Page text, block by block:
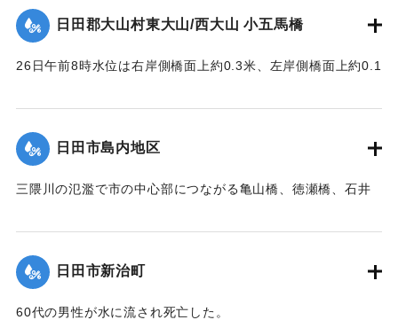
とで、約6ha（東京ドーム約1.28個分）の田畑が埋没、また
家屋など複数戸が流出、集落の全世帯が床上浸水する被害が
発生した。
【石碑の碑文】
洪水記念碑
前日ヨリノ雨朝来ヨリ豪雨
棟其他四棟流出埋没部落全
戸床上浸水セリ
依テ碑ヲ建テ記念トス
で破壊流失せしめた。橋脚は2基共約15米下流に頂部を川下に
向け、半分砂に埋れており、床版は所々主鉄筋を露出する程
尚右岸橋台は河の中に約14米程度突出して築造されており、
【出典：昭和28年西日本水害調査報告書（土木学会西部支部,
日田郡大山村東大山/西大山 小五馬橋
26日午前8時水位は右岸側橋面上約0.3米、左岸側橋面上約0.1
岸より第4と第5橋脚間の高欄及び橋体が川下に向かってへの
字形をなして決潰、次いで右岸残存部、最後に左岸残存部と
順次に橋体は全部流失した。その後約30分～1時間を経て渦流
後に第3橋脚が流失した。
【出典：昭和28年西日本水害調査報告書（土木学会西部支部,
｜固有コード:
日田市島内地区
三隈川の氾濫で市の中心部につながる亀山橋、徳瀬橋、石井
うち60町歩の田畑が石ころと砂に埋まり、住宅は片っ端から
流され、倒壊したため、住民は日隈小学校や神社などで避難
生活を送った。
【出典：日田水害誌（池田範六,1955）】
日田市新治町
60代の男性が水に流され死亡した。